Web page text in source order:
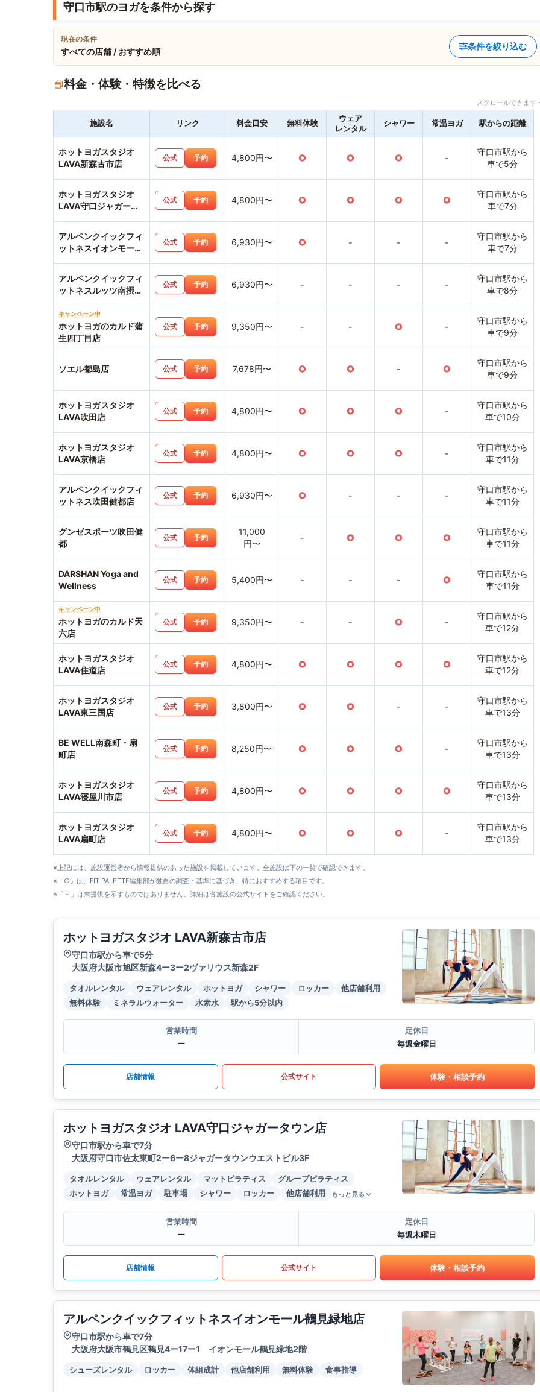
守口市駅のヨガを条件から探す
現在の条件
すべての店舗 / おすすめ順
条件を絞り込む
料金・体験・特徴を比べる
スクロールできま
施設名 リンク 料金目安 無料体験
ウェア
レンタル
シャワー 常温ヨガ 駅からの距離
ホットヨガスタジオ
LAVA新森古市店
公式 予約 4,800円〜 ○ ○ ○ -
守口市駅から
車で5分
ホットヨガスタジオ
LAVA守口ジャガータ
公式 予約 4,800円〜 ○ ○ ○ ○
守口市駅から
車で7分
アルペンクイックフィ
ットネスイオンモール
公式 予約 6,930円〜 ○ - - -
守口市駅から
車で7分
アルペンクイックフィ
ットネスルッツ南摂津
公式 予約 6,930円〜 - - - -
守口市駅から
車で8分
キャンペーン中
ホットヨガのカルド蒲
生四丁目店
公式 予約 9,350円〜 - - ○ -
守口市駅から
車で9分
ソエル都島店 公式 予約 7,678円〜 ○ ○ - ○
守口市駅から
車で9分
ホットヨガスタジオ
LAVA吹田店
公式 予約 4,800円〜 ○ ○ ○ -
守口市駅から
車で10分
ホットヨガスタジオ
LAVA京橋店
公式 予約 4,800円〜 ○ ○ ○ -
守口市駅から
車で11分
アルペンクイックフィ
ットネス吹田健都店
公式 予約 6,930円〜 ○ - - -
守口市駅から
車で11分
グンゼスポーツ吹田健
都
公式 予約
11,000
円〜
- ○ ○ ○
守口市駅から
車で11分
DARSHAN Yoga and
Wellness
公式 予約 5,400円〜 - - - ○
守口市駅から
車で11分
キャンペーン中
ホットヨガのカルド天
六店
公式 予約 9,350円〜 - - ○ -
守口市駅から
車で12分
ホットヨガスタジオ
LAVA住道店
公式 予約 4,800円〜 ○ ○ ○ ○
守口市駅から
車で12分
ホットヨガスタジオ
LAVA東三国店
公式 予約 3,800円〜 ○ ○ - -
守口市駅から
車で13分
BE WELL南森町・扇
町店
公式 予約 8,250円〜 ○ ○ ○ -
守口市駅から
車で13分
ホットヨガスタジオ
LAVA寝屋川市店
公式 予約 4,800円〜 ○ ○ ○ ○
守口市駅から
車で13分
ホットヨガスタジオ
LAVA扇町店
公式 予約 4,800円〜 ○ ○ ○ -
守口市駅から
車で13分
※上記には、施設運営者から情報提供のあった施設を掲載しています。全施設は下の一覧で確認できます。
※「○」は、FIT PALETTE編集部が独自の調査・基準に基づき、特におすすめする項目です。
※「－」は未提供を示すものではありません。詳細は各施設の公式サイトをご確認ください。
ホットヨガスタジオ LAVA新森古市店
守口市駅から車で5分
大阪府大阪市旭区新森4ー3ー2ヴァリウス新森2F
タオルレンタル ウェアレンタル ホットヨガ シャワー ロッカー
他店舗利用
無料体験
ミネラルウォーター 水素水 駅から5分以内
営業時間
ー
定休日
毎週金曜日
店舗情報 公式サイト 体験・相談予約
ホットヨガスタジオ LAVA守口ジャガータウン店
守口市駅から車で7分
大阪府守口市佐太東町2ー6ー8ジャガータウンウエストビル3F
タオルレンタル ウェアレンタル マットピラティス
グループピラティス
ホットヨガ
常温ヨガ 駐車場 シャワー ロッカー 他店舗利用 もっと見る
営業時間
ー
定休日
毎週木曜日
店舗情報 公式サイト 体験・相談予約
アルペンクイックフィットネスイオンモール鶴見緑地店
守口市駅から車で7分
大阪府大阪市鶴見区鶴見4ー17ー1 イオンモール鶴見緑地2階
シューズレンタル ロッカー 体組成計 他店舗利用 無料体験 食事指導